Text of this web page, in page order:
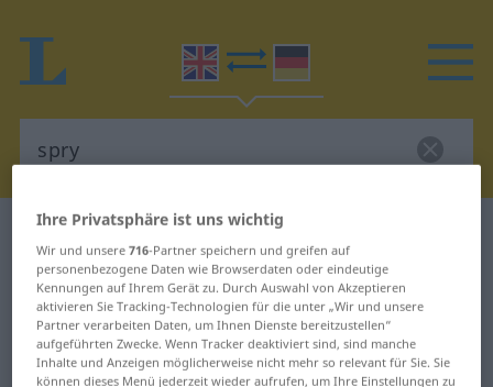
Englisch-Deutsch Wörterbuch
Englisch-Deutsch Übersetzung für
"spry"
"spry" Deutsch Übersetzung
Ihre Privatsphäre ist uns wichtig
Wir und unsere716-Partner speichern und greifen auf
personenbezogene Daten wie Browserdaten oder eindeutige
Kennungen auf Ihrem Gerät zu. Durch Auswahl von Akzeptieren
aktivieren Sie Tracking-Technologien für die unter „Wir und unsere
Partner verarbeiten Daten, um Ihnen Dienste bereitzustellen“
aufgeführten Zwecke. Wenn Tracker deaktiviert sind, sind manche
Inhalte und Anzeigen möglicherweise nicht mehr so relevant für Sie. Sie
können dieses Menü jederzeit wieder aufrufen, um Ihre Einstellungen zu